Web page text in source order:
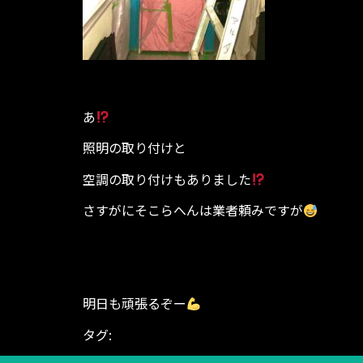
あ
照明の取り付けと
空調の取り付けもありました
さすがにそこらへんは業者頼みですが
明日も頑張るぞー
タグ:
ング中川 東中川 年金事務所 ココス おた